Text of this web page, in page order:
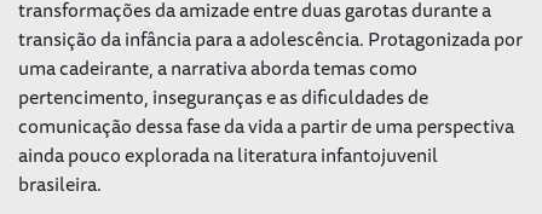
transformações da amizade entre duas garotas durante a
transição da infância para a adolescência. Protagonizada por
uma cadeirante, a narrativa aborda temas como
pertencimento, inseguranças e as dificuldades de
comunicação dessa fase da vida a partir de uma perspectiva
ainda pouco explorada na literatura infantojuvenil
brasileira.